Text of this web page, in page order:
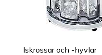
Iskrossar och -hyvlar